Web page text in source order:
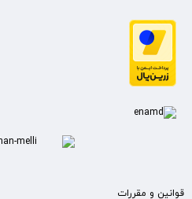
قوانین و مقررات